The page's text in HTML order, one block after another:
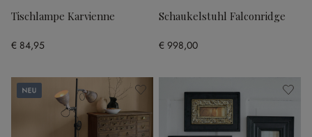
Tischlampe Karvienne
€ 84,95
Schaukelstuhl Falconridge
€ 998,00
Neu